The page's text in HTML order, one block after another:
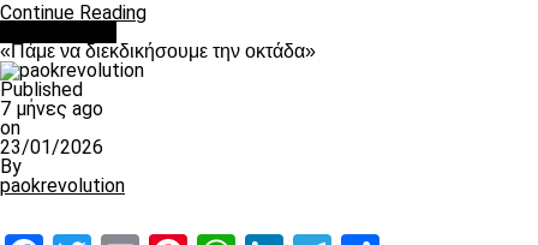
Continue Reading
«Πάμε να διεκδικήσουμε την οκτάδα»
Published
7 μήνες ago
on
23/01/2026
By
paokrevolution